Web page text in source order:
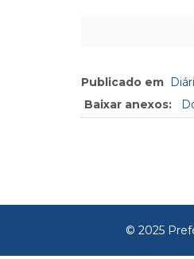
Publicado em
Baixar anexos:
© 2025